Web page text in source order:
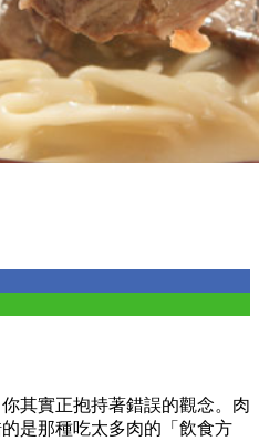
其實正抱持著錯誤的觀念。肉
是那種吃太多肉的「飲食方